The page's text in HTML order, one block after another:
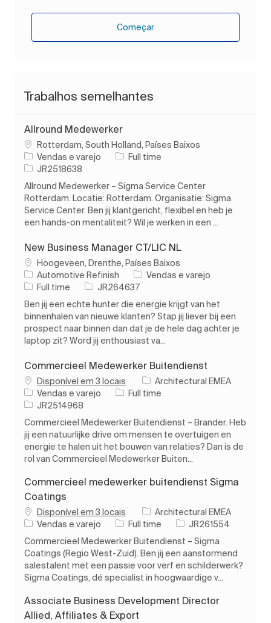
Começar
Trabalhos semelhantes
Allround Medewerker
Localização
Rotterdam, South Holland, Países Baixos
Categoria
Vendas e varejo Tipo de Trabalho
Full time
ID do trabalho
JR2518638
Allround Medewerker – Sigma Service Center
Rotterdam. Locatie: Rotterdam. Organisatie: Sigma
Service Center. Ben jij klantgericht, flexibel en heb je
een hands-on mentaliteit? Wil je werken in een ...
New Business Manager CT/LIC NL
Localização
Hoogeveen, Drenthe, Países Baixos
Automotive Refinish
Categoria
Vendas e varejo
Tipo de Trabalho
Full time ID do trabalho
JR264637
Ben jij een echte hunter die energie krijgt van het
binnenhalen van nieuwe klanten? Stap jij liever bij een
prospect naar binnen dan dat je de hele dag achter je
laptop zit? Word jij enthousiast va...
Commercieel Medewerker Buitendienst
Disponível em 3 locais
Architectural EMEA
Categoria
Vendas e varejo Tipo de Trabalho
Full time
ID do trabalho
JR2514968
Commercieel Medewerker Buitendienst – Brander. Heb
jij een natuurlijke drive om mensen te overtuigen en
energie te halen uit het bouwen van relaties? Dan is de
rol van Commercieel Medewerker Buiten...
Commercieel medewerker buitendienst Sigma
Coatings
Disponível em 3 locais
Architectural EMEA
Categoria
Vendas e varejo Tipo de Trabalho
Full time ID do trabalho
JR261554
Commercieel Medewerker Buitendienst – Sigma
Coatings (Regio West-Zuid). Ben jij een aanstormend
salestalent met een passie voor verf en schilderwerk?
Sigma Coatings, dé specialist in hoogwaardige v...
Associate Business Development Director
Allied, Affiliates & Export